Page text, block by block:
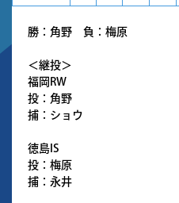
勝：角野 負：梅原
＜継投＞
福岡RW
投：角野
捕：ショウ
徳島IS
投：梅原
捕：永井